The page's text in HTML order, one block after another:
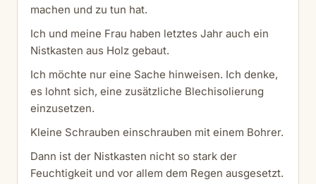
machen und zu tun hat.
Ich und meine Frau haben letztes Jahr auch ein
Nistkasten aus Holz gebaut.
Ich möchte nur eine Sache hinweisen. Ich denke,
es lohnt sich, eine zusätzliche Blechisolierung
einzusetzen.
Kleine Schrauben einschrauben mit einem Bohrer.
Dann ist der Nistkasten nicht so stark der
Feuchtigkeit und vor allem dem Regen ausgesetzt.